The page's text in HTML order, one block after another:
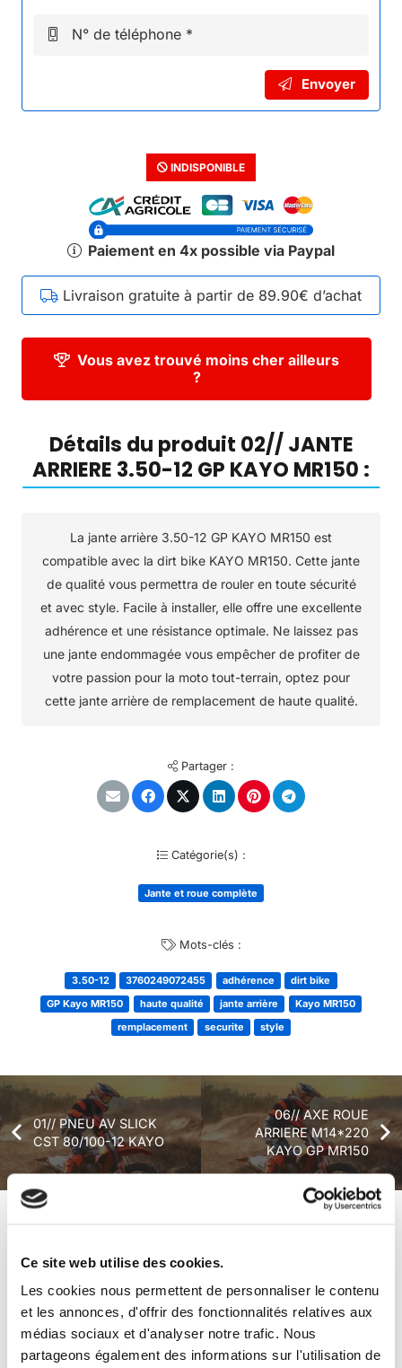
Ce site web utilise des cookies.
Les cookies nous permettent de personnaliser le contenu
et les annonces, d'offrir des fonctionnalités relatives aux
médias sociaux et d'analyser notre trafic. Nous
partageons également des informations sur l'utilisation de
N° de téléphone *
Envoyer
INDISPONIBLE
Paiement en 4x possible via Paypal
Livraison gratuite à partir de 89.90€ d’achat
Vous avez trouvé moins cher ailleurs
?
Détails du produit 02// JANTE
ARRIERE 3.50-12 GP KAYO MR150 :
La jante arrière 3.50-12 GP KAYO MR150 est
compatible avec la dirt bike KAYO MR150. Cette jante
de qualité vous permettra de rouler en toute sécurité
et avec style. Facile à installer, elle offre une excellente
adhérence et une résistance optimale. Ne laissez pas
une jante endommagée vous empêcher de profiter de
votre passion pour la moto tout-terrain, optez pour
cette jante arrière de remplacement de haute qualité.
Partager :
Catégorie(s) :
Jante et roue complète
Mots-clés :
3.50-12 3760249072455 adhérence
dirt bike
GP Kayo MR150
haute qualité jante arrière
Kayo MR150
remplacement
securite style
01// PNEU AV SLICK
CST 80/100-12 KAYO
06// AXE ROUE
ARRIERE M14*220
KAYO GP MR150
Véhicules complets